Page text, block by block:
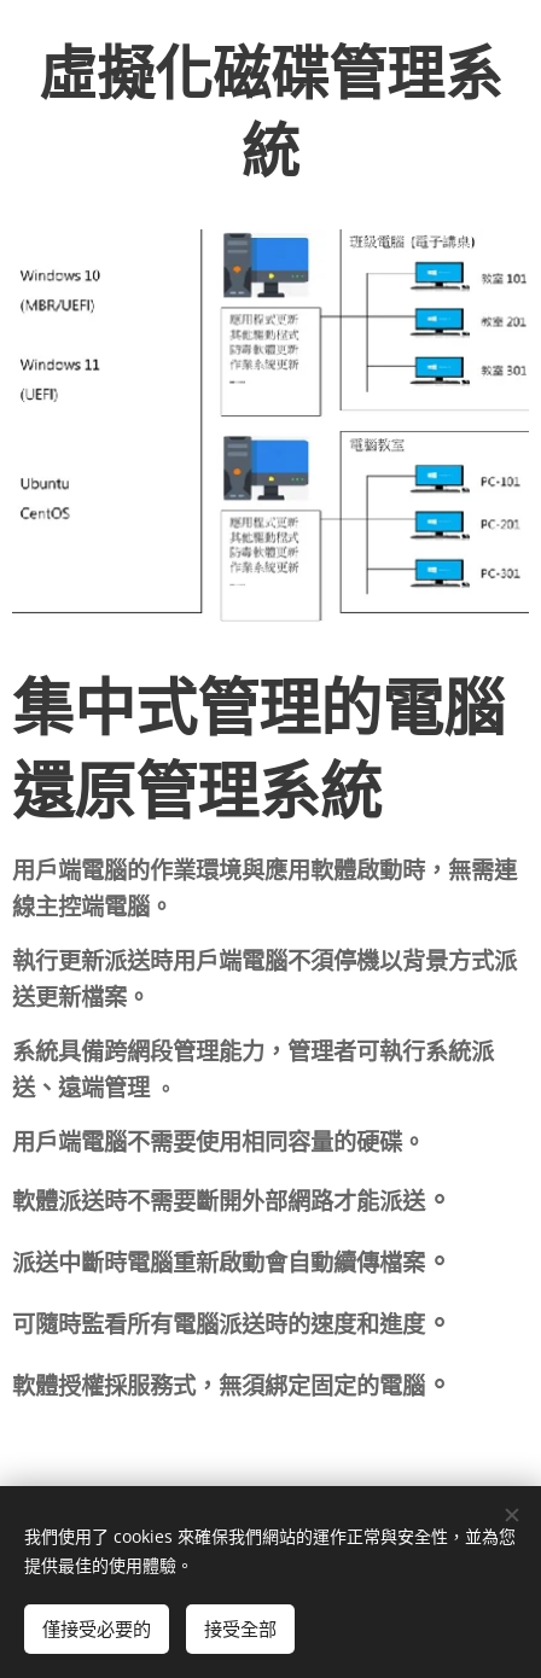
虛擬化磁碟管理系
統
集中式管理的電腦
還原管理系統
用戶端電腦的作業環境與應用軟體啟動時，無需連
線主控端電腦。
執行更新派送時用戶端電腦不須停機以背景方式派
送更新檔案。
系統具備跨網段管理能力，管理者可執行系統派
送、遠端管理 。
用戶端電腦不需要使用相同容量的硬碟。
軟體派送時不需要斷開外部網路才能派送。
派送中斷時電腦重新啟動會自動續傳檔案 。
可隨時監看所有電腦派送時的速度和進度。
軟體授權採服務式， 無須綁定固定的電腦 。
虛擬化雲端軟體服
免費建立您的網站！
我們使用了 cookies 來確保我們網站的運作正常與安全性，並為您
提供最佳的使用體驗。
僅接受必要的 接受全部